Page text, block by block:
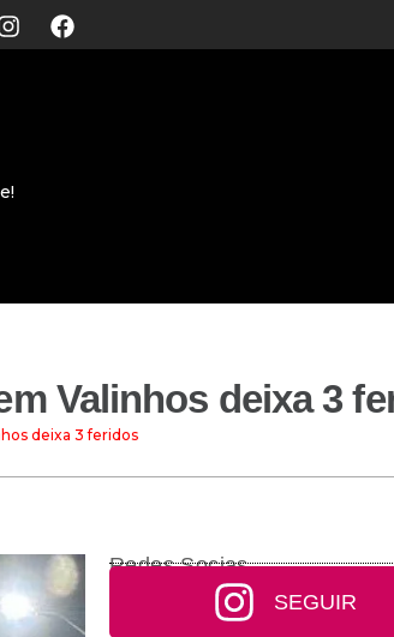
Valinhos deixa 3
deixa 3 feridos
Redes Socias
SEGUIR